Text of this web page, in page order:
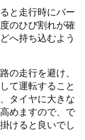
と走行時にバー
のひび割れが確
へ持ち込むよう
の走行を避け、
て運転すること
タイヤに大きな
めますので、で
けると良いでし